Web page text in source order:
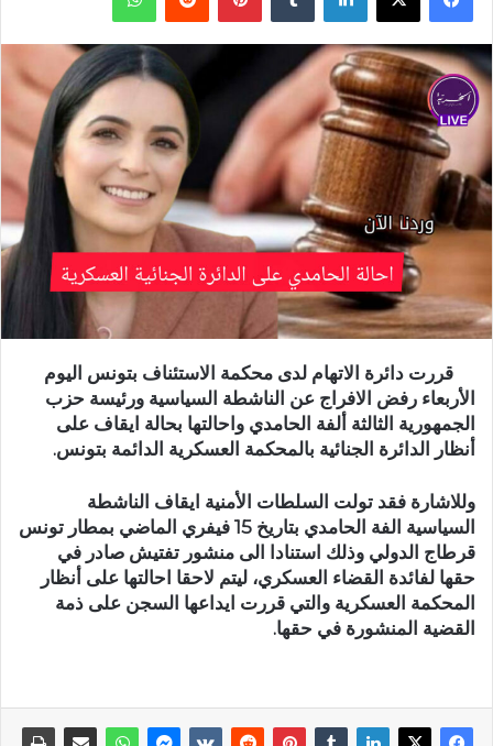
قررت دائرة الاتهام لدى محكمة الاستئناف بتونس اليوم
الأربعاء رفض الافراج عن الناشطة السياسية ورئيسة حزب
الجمهورية الثالثة ألفة الحامدي واحالتها بحالة ايقاف على
أنظار الدائرة الجنائية بالمحكمة العسكرية الدائمة بتونس.
وللاشارة فقد تولت السلطات الأمنية ايقاف الناشطة
السياسية الفة الحامدي بتاريخ 15 فيفري الماضي بمطار تونس
قرطاج الدولي وذلك استنادا الى منشور تفتيش صادر في
حقها لفائدة القضاء العسكري، ليتم لاحقا احالتها على أنظار
المحكمة العسكرية والتي قررت ايداعها السجن على ذمة
القضية المنشورة في حقها.